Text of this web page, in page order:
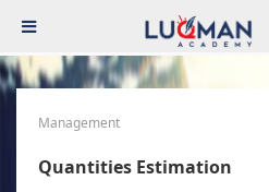
Management
Quantities Estimation